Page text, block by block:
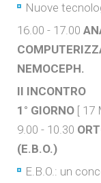
Nuove
16.00 - 17.00
NEMOCEPH.
II INCONTRO
1° GIORNO [ 17
9.00 - 10.30
(E.B.O.)
E.B.O.: un